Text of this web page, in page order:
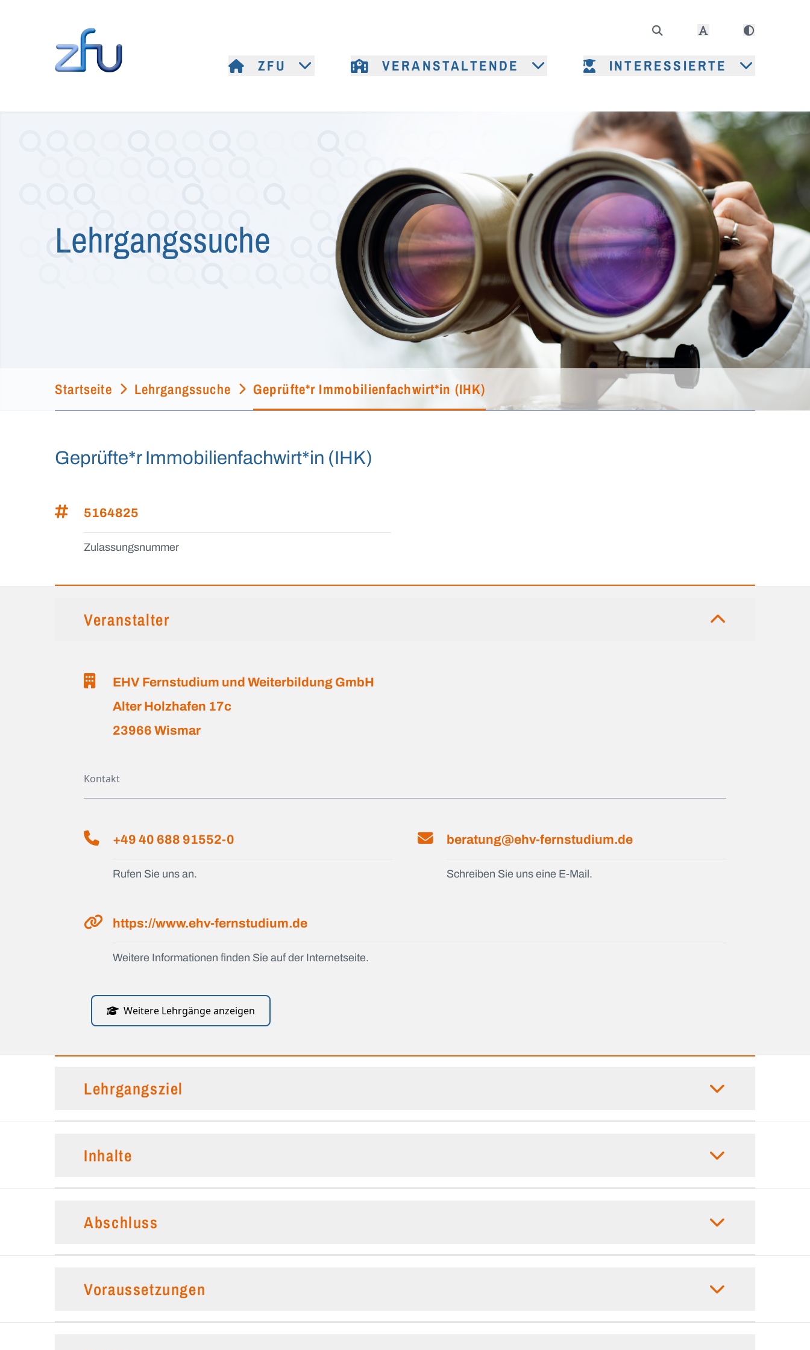
ZFU VERANSTALTENDE INTERESSIERTE
Lehrgangssuche
Startseite Lehrgangssuche Geprüfte*r Immobilienfachwirt*in (IHK)
Geprüfte*r Immobilienfachwirt*in (IHK)
5164825
Zulassungsnummer
Veranstalter
EHV Fernstudium und Weiterbildung GmbH
Alter Holzhafen 17c
23966 Wismar
Kontakt
+49 40 688 91552-0
Rufen Sie uns an.
beratung@ehv-fernstudium.de
Schreiben Sie uns eine E-Mail.
https://www.ehv-fernstudium.de
Weitere Informationen finden Sie auf der Internetseite.
Weitere Lehrgänge anzeigen
Lehrgangsziel
Inhalte
Abschluss
Voraussetzungen